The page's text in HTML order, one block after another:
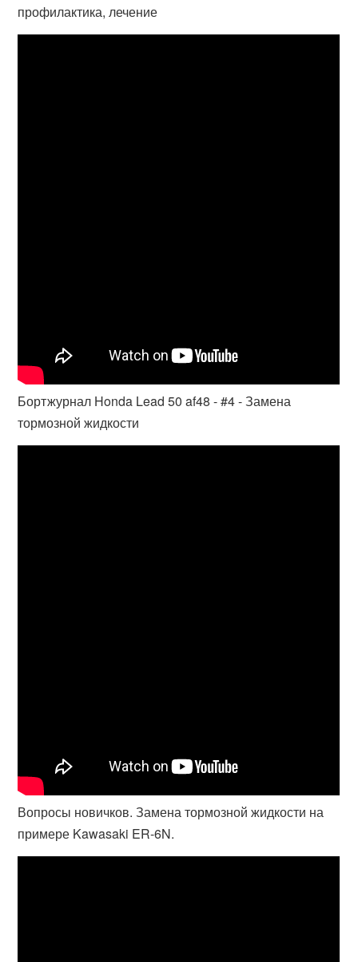
профилактика, лечение
Бортжурнал Honda Lead 50 af48 - #4 - Замена
тормозной жидкости
Вопросы новичков. Замена тормозной жидкости на
примере Kawasaki ER-6N.